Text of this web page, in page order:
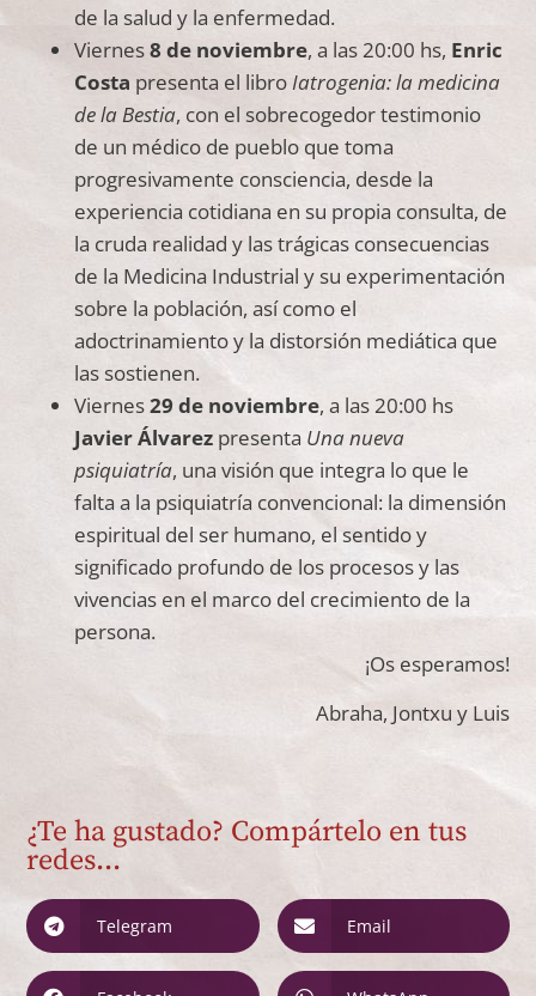
de la salud y la enfermedad.
Viernes8 de noviembre, a las 20:00 hs, Enric
Costa presenta el libroIatrogenia: la medicina
de la Bestia, con el sobrecogedor testimonio
de un médico de pueblo que toma
progresivamente consciencia, desde la
experiencia cotidiana en su propia consulta, de
la cruda realidad y las trágicas consecuencias
de la Medicina Industrial y su experimentación
sobre la población, así como el
adoctrinamiento y la distorsión mediática que
las sostienen.
Viernes29 de noviembre, a las 20:00 hs
Javier Álvarez presenta Una nueva
psiquiatría, una visión que integra lo que le
falta a la psiquiatría convencional: la dimensión
espiritual del ser humano, el sentido y
significado profundo de los procesos y las
vivencias en el marco del crecimiento de la
persona.
¡Os esperamos!
Abraha, Jontxu y Luis
¿Te ha gustado? Compártelo en tus
redes...
Telegram Email